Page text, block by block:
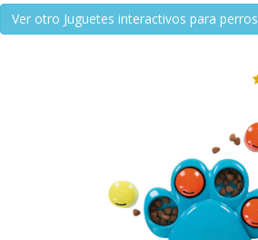
Ver otro Juguetes interactivos para perros